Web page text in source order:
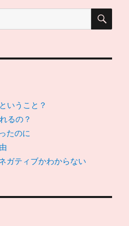
検
いうこと？
るの？
たのに
ガティブかわからない